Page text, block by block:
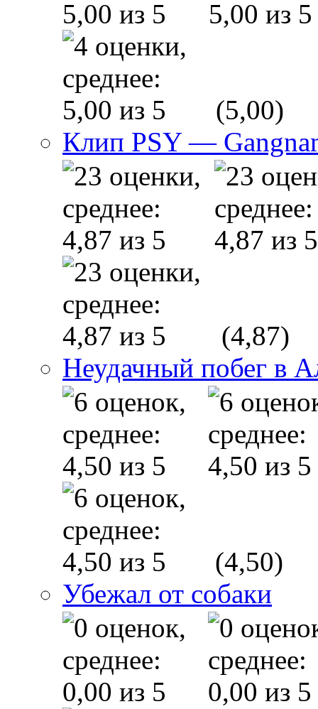
(5,00)
Клип PSY —
(4,87)
Неудачный побег в
(4,50)
Убежал от собаки